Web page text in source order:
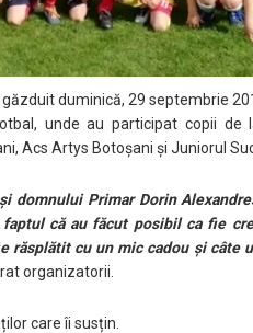
găzduit duminică, 29 septembrie
unde au participat copii de
Acs Artys Botoșani și Juniorul
domnului Primar Dorin
că au făcut posibil ca fie
răsplătit cu un mic cadou și câte
organizatorii.
care îi susțin.